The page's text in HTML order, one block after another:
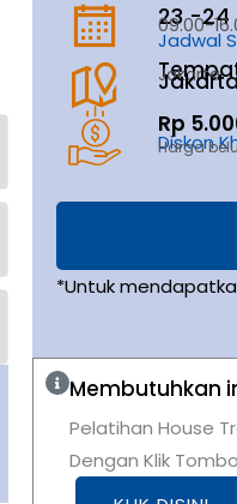
23 -24
09.00-
Jadwal
Jakarta
Rp
Diskon
Harga
*Untuk
Membutuhkan
Pelatihan House
Dengan Klik